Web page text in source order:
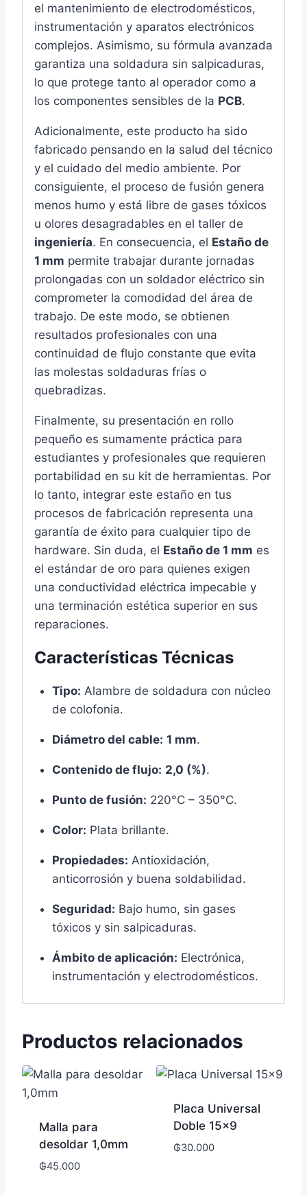
el mantenimiento de electrodomésticos,
instrumentación y aparatos electrónicos
complejos. Asimismo, su fórmula avanzada
garantiza una soldadura sin salpicaduras,
lo que protege tanto al operador como a
los componentes sensibles de la PCB.
Adicionalmente, este producto ha sido
fabricado pensando en la salud del técnico
y el cuidado del medio ambiente. Por
consiguiente, el proceso de fusión genera
menos humo y está libre de gases tóxicos
u olores desagradables en el taller de
ingeniería. En consecuencia, el Estaño de
1 mm permite trabajar durante jornadas
prolongadas con un soldador eléctrico sin
comprometer la comodidad del área de
trabajo. De este modo, se obtienen
resultados profesionales con una
continuidad de flujo constante que evita
las molestas soldaduras frías o
quebradizas.
Finalmente, su presentación en rollo
pequeño es sumamente práctica para
estudiantes y profesionales que requieren
portabilidad en su kit de herramientas. Por
lo tanto, integrar este estaño en tus
procesos de fabricación representa una
garantía de éxito para cualquier tipo de
hardware. Sin duda, el Estaño de 1 mm es
el estándar de oro para quienes exigen
una conductividad eléctrica impecable y
una terminación estética superior en sus
reparaciones.
Características Técnicas
Tipo: Alambre de soldadura con núcleo
de colofonia.
Diámetro del cable: 1 mm.
Contenido de flujo: 2,0 (%).
Punto de fusión: 220°C – 350°C.
Color: Plata brillante.
Propiedades: Antioxidación,
anticorrosión y buena soldabilidad.
Seguridad: Bajo humo, sin gases
tóxicos y sin salpicaduras.
Ámbito de aplicación: Electrónica,
instrumentación y electrodomésticos.
Productos relacionados
Malla para
desoldar 1,0mm
₲45.000
Placa Universal
Doble 15×9
₲30.000